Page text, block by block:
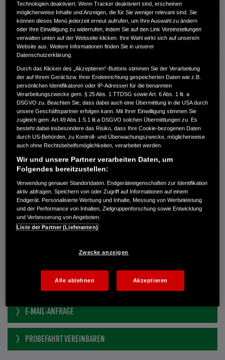
Kraftstoffart Benzin
Getriebe Automatik
Türen 5
Leistung 79 kW / 107 PS
Hubraum 1.498 cm³
Erstzulassung 06.2022
Bauart SUV
Garantie
AUTOHAUS GREUNER, INH. ROBERT GREUNER
Raiffeisenstr. 60
78166 Donaueschingen
RUFEN SIE UNS AN:
0771 4730
Händler kontaktieren
E-MAIL-ANFRAGE
PROBEFAHRT VEREINBAREN
Technologien deaktiviert. Wenn Tracker deaktiviert sind, erscheinen
möglicherweise Inhalte und Anzeigen, die für Sie weniger relevant sind. Sie
können dieses Menü jederzeit erneut aufrufen, um Ihre Auswahl zu ändern
oder Ihre Einwilligung zu widerrufen, indem Sie auf den Link Voreinstellungen
verwalten unten auf der Webseite klicken. Ihre Wahl wirkt sich auf unsere/n
Website aus. Weitere Informationen finden Sie in unserer
Datenschutzerklärung.
Durch das Klicken des „Akzeptieren“-Buttons stimmen Sie der Verarbeitung
der auf Ihrem Gerät bzw. Ihrer Endeinrichtung gespeicherten Daten wie z.B.
persönlichen Identifikatoren oder IP-Adressen für die benannten
Verarbeitungszwecke gem. § 25 Abs. 1 TTDSG sowie Art. 6 Abs. 1 lit. a
DSGVO zu. Beachten Sie, dass dabei auch eine Übermittlung in die USA durch
unsere Geschäftspartner erfolgen kann. Mit Ihrer Einwilligung stimmen Sie
zugleich gem. Art.49 Abs.1 S.1 lit.a DSGVO solchen Übermittlungen zu. Es
besteht dabei insbesondere das Risiko, dass Ihre Cookie-bezogenen Daten
durch US-Behörden, zu Kontroll- und Überwachungszwecke, möglicherweise
auch ohne Rechtsbehelfsmöglichkeiten, verarbeitet werden.
Wir und unsere Partner verarbeiten Daten, um
Folgendes bereitzustellen:
Verwendung genauer Standortdaten. Endgeräteeigenschaften zur Identifikation
aktiv abfragen. Speichern von oder Zugriff auf Informationen auf einem
Endgerät. Personalisierte Werbung und Inhalte, Messung von Werbeleistung
und der Performance von Inhalten, Zielgruppenforschung sowie Entwicklung
und Verbesserung von Angeboten.
Liste der Partner (Lieferanten)
Zwecke anzeigen
Alle ablehnen Akzeptieren